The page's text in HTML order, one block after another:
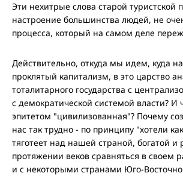
Эти нехитрые слова старой
настроение большинства людей, не
процесса, который на самом деле
Действительно, откуда мы идем, куда
проклятый капитализм, в это царство
тоталитарного государства с
с демократической системой власти?
эпитетом "цивилизованная"? Почему
нас так трудно - по принципу "хотели
тяготеет над нашей страной, богатой
протяжении веков сравняться в своем
и с некоторыми странами Юго-